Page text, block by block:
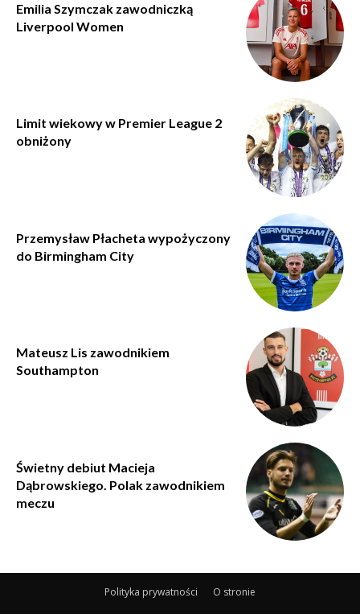
Emilia Szymczak zawodniczką
Liverpool Women
Limit wiekowy w Premier League 2
obniżony
Przemysław Płacheta wypożyczony
do Birmingham City
Mateusz Lis zawodnikiem
Southampton
Świetny debiut Macieja
Dąbrowskiego. Polak zawodnikiem
meczu
Polityka prywatności O stronie